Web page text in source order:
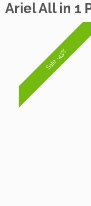
Ariel All in 1
Sale -43%